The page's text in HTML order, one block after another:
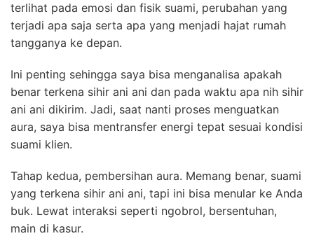
terlihat pada emosi dan fisik suami, perubahan yang
terjadi apa saja serta apa yang menjadi hajat rumah
tangganya ke depan.
Ini penting sehingga saya bisa menganalisa apakah
benar terkena sihir ani ani dan pada waktu apa nih sihir
ani ani dikirim. Jadi, saat nanti proses menguatkan
aura, saya bisa mentransfer energi tepat sesuai kondisi
suami klien.
Tahap kedua, pembersihan aura. Memang benar, suami
yang terkena sihir ani ani, tapi ini bisa menular ke Anda
buk. Lewat interaksi seperti ngobrol, bersentuhan,
main di kasur.